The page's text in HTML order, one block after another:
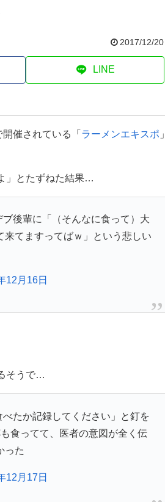
2017/12/20
LINE
催されている「 ラーメンエキスポ 」
」とたずねた結果…
後輩に「（そんなに食って）大
てますってばｗ」という悲しい
12月16日
そうで…
たか記録してください」と釘を
食ってて、医者の意図が全く伝
った
12月17日